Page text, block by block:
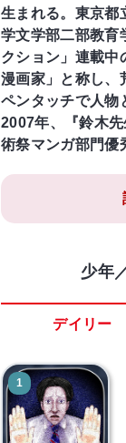
生まれる。東京都
学文学部二部教育
クション」連載中
漫画家」と称し、
ペンタッチで人物
2007年、『鈴木
術祭マンガ部門優
少年
デイリー
1